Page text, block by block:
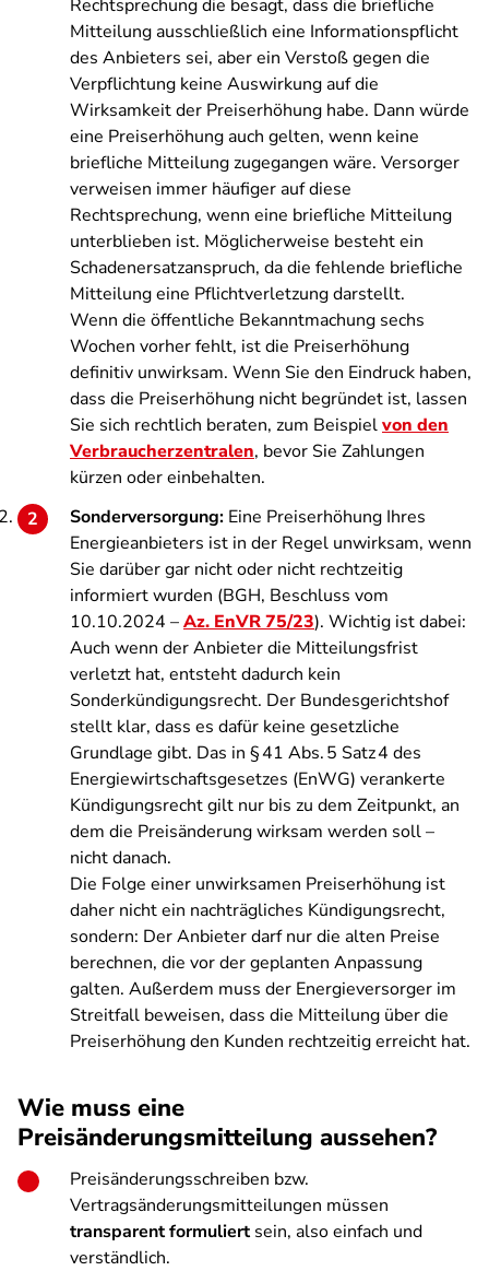
Rechtsprechung die besagt, dass die briefliche
Mitteilung ausschließlich eine Informationspflicht
des Anbieters sei, aber ein Verstoß gegen die
Verpflichtung keine Auswirkung auf die
Wirksamkeit der Preiserhöhung habe. Dann würde
eine Preiserhöhung auch gelten, wenn keine
briefliche Mitteilung zugegangen wäre. Versorger
verweisen immer häufiger auf diese
Rechtsprechung, wenn eine briefliche Mitteilung
unterblieben ist. Möglicherweise besteht ein
Schadenersatzanspruch, da die fehlende briefliche
Mitteilung eine Pflichtverletzung darstellt.
Wenn die öffentliche Bekanntmachung sechs
Wochen vorher fehlt, ist die Preiserhöhung
definitiv unwirksam. Wenn Sie den Eindruck haben,
dass die Preiserhöhung nicht begründet ist, lassen
Sie sich rechtlich beraten, zum Beispielvon den
Verbraucherzentralen, bevor Sie Zahlungen
kürzen oder einbehalten.
Sonderversorgung: Eine Preiserhöhung Ihres
Energieanbieters ist in der Regel unwirksam, wenn
Sie darüber gar nicht oder nicht rechtzeitig
informiert wurden (BGH, Beschluss vom
10.10.2024 –Az. EnVR 75/23). Wichtig ist dabei:
Auch wenn der Anbieter die Mitteilungsfrist
verletzt hat, entsteht dadurch kein
Sonderkündigungsrecht. Der Bundesgerichtshof
stellt klar, dass es dafür keine gesetzliche
Grundlage gibt. Das in § 41 Abs. 5 Satz 4 des
Energiewirtschaftsgesetzes (EnWG) verankerte
Kündigungsrecht gilt nur bis zu dem Zeitpunkt, an
dem die Preisänderung wirksam werden soll –
nicht danach.
Die Folge einer unwirksamen Preiserhöhung ist
daher nicht ein nachträgliches Kündigungsrecht,
sondern: Der Anbieter darf nur die alten Preise
berechnen, die vor der geplanten Anpassung
galten. Außerdem muss der Energieversorger im
Streitfall beweisen, dass die Mitteilung über die
Preiserhöhung den Kunden rechtzeitig erreicht hat.
Wie muss eine
Preisänderungsmitteilung aussehen?
Preisänderungsschreiben bzw.
Vertragsänderungsmitteilungen müssen
transparent formuliertsein, also einfach und
verständlich.